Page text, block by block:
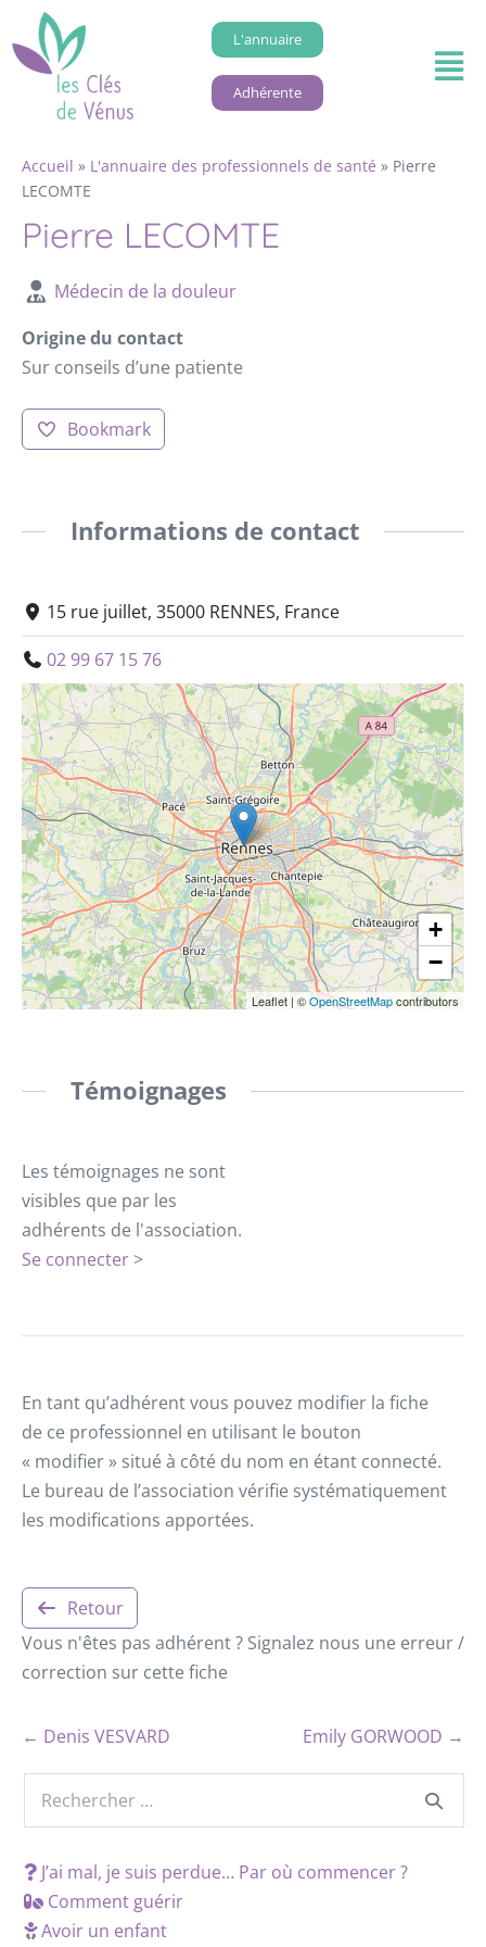
L'annuaire
Adhérente
Accueil » L'annuaire des professionnels de santé » Pierre
LECOMTE
Pierre LECOMTE
Médecin de la douleur
Origine du contact
Sur conseils d’une patiente
Bookmark
Informations de contact
15 rue juillet, 35000 RENNES, France
02 99 67 15 76
+
−
Leaflet | ©OpenStreetMapcontributors
Témoignages
Les témoignages ne sont
visibles que par les
adhérents de l'association.
Se connecter >
En tant qu’adhérent vous pouvez modifier la fiche
de ce professionnel en utilisant le bouton
« modifier » situé à côté du nom en étant connecté.
Le bureau de l’association vérifie systématiquement
les modifications apportées.
Retour
Vous n'êtes pas adhérent ? Signalez nous une erreur /
correction sur cette fiche
← Denis VESVARD Emily GORWOOD →
J’ai mal, je suis perdue… Par où commencer ?
Comment guérir
Avoir un enfant